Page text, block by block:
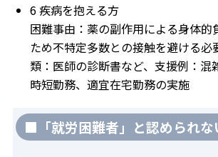
6 疾病を抱える方
困難事由：薬の副作用による身体的
ため不特定多数との接触を避ける必
類：医師の診断書など、支援例：混
時短勤務、適宜在宅勤務の実施
■「就労困難者」と認められな